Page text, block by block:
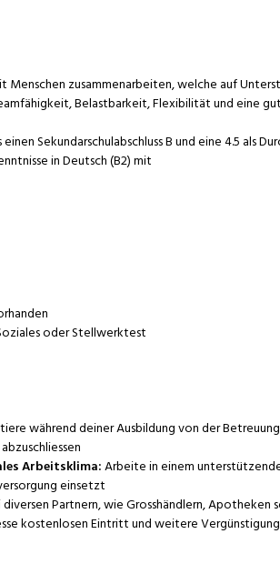
Menschen zusammenarbeiten, welche auf
Belastbarkeit, Flexibilität und eine
Sekundarschulabschluss B und eine 4.5 als
in Deutsch (B2) mit
oder Stellwerktest
während deiner Ausbildung von der
Arbeitsklima:Arbeite in einem
einsetzt
Partnern, wie Grosshändlern,
kostenlosen Eintritt und weitere